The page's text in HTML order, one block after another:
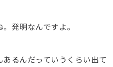
発明なんですよ。
るんだっていうくらい出て